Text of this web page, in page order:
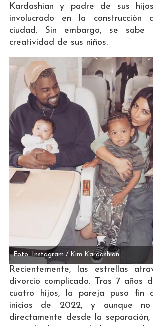
Kardashian y padre de sus
involucrado en la construcción
ciudad. Sin embargo, se sabe
creatividad de sus niños.
Foto: Instagram / Kim Kardashian
Recientemente, las estrellas
divorcio complicado. Tras 7 años
cuatro hijos, la pareja puso fin
inicios de 2022, y aunque no
directamente desde la separación,